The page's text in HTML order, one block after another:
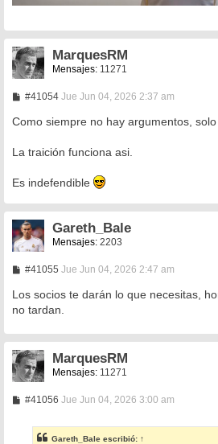
MarquesRM
Mensajes: 11271
#41054M
n
j
Jue Jun 04, 2026 2:37 am
Como siempre no hay argumentos, solo
La traición funciona asi.
Es indefendible
Gareth_Bale
Mensajes: 2203
#41055M
n
a
e
Jue Jun 04, 2026 2:47 am
Los socios te darán lo que necesitas,
no tardan.
MarquesRM
Mensajes: 11271
#41056MJue Jun 04, 2026 3:00 am
Gareth_Bale escribió: ↑